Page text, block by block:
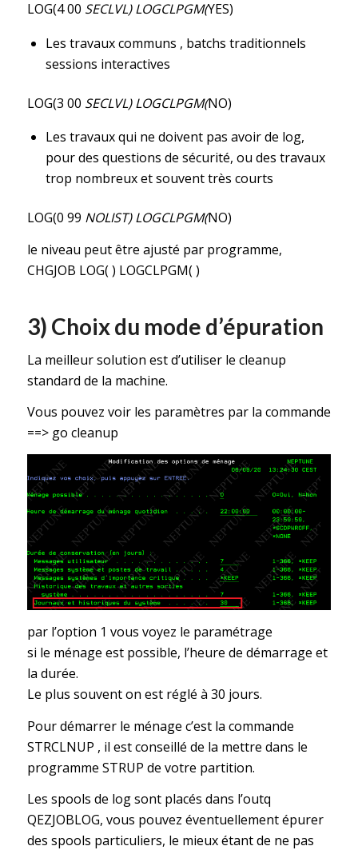
LOG(4 00 SECLVL) LOGCLPGM(YES)
Les travaux communs , batchs traditionnels
sessions interactives
LOG(3 00 SECLVL) LOGCLPGM(NO)
Les travaux qui ne doivent pas avoir de log,
pour des questions de sécurité, ou des travaux
trop nombreux et souvent très courts
LOG(0 99 NOLIST) LOGCLPGM(NO)
le niveau peut être ajusté par programme,
CHGJOB LOG( ) LOGCLPGM( )
3) Choix du mode d’épuration
La meilleur solution est d’utiliser le cleanup
standard de la machine.
Vous pouvez voir les paramètres par la commande
==> go cleanup
par l’option 1 vous voyez le paramétrage
si le ménage est possible, l’heure de démarrage et
la durée.
Le plus souvent on est réglé à 30 jours.
Pour démarrer le ménage c’est la commande
STRCLNUP , il est conseillé de la mettre dans le
programme STRUP de votre partition.
Les spools de log sont placés dans l’outq
QEZJOBLOG, vous pouvez éventuellement épurer
des spools particuliers, le mieux étant de ne pas